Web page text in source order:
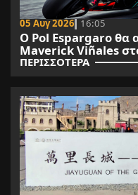
05 Αυγ 2026 16:05
Ο Pol Espargaro θα
Maverick Viñales
ΠΕΡΙΣΣΟΤΕΡΑ